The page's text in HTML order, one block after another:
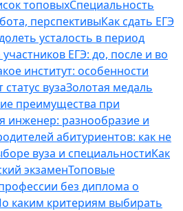
топовыхСпециальность
перспективыКак сдать ЕГЭ
усталость в период
ЕГЭ: до, после и во
институт: особенности
вузаЗолотая медаль
преимущества при
инженер: разнообразие и
абитуриентов: как не
вуза и специальностиКак
экзаменТоповые
без диплома о
каким критериям выбирать